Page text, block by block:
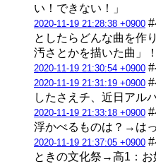
い！できない！」
2020-11-19 21:28:38 +0900
としたらどんな曲を作
汚さとかを描いた曲」
2020-11-19 21:30:54 +0900
2020-11-19 21:31:19 +0900
したさえチ、近日アル
2020-11-19 21:33:18 +0900
浮かべるものは？→は
2020-11-19 21:37:05 +0900
ときの文化祭→高1：お